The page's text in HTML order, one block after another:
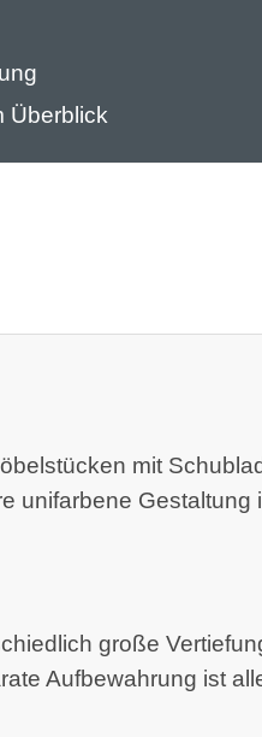
Überblick
mit
unifarbene Gestaltung
große
Aufbewahrung ist